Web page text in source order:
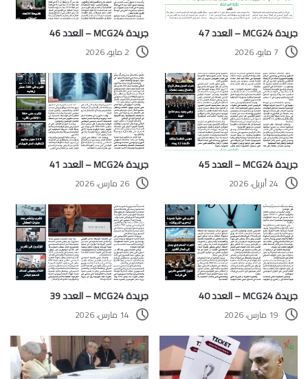
جريدة MCG24 – العدد 47
7 مايو، 2026
جريدة MCG24 – العدد 46
2 مايو، 2026
جريدة MCG24 – العدد 45
24 أبريل، 2026
جريدة MCG24 – العدد 41
26 مارس، 2026
جريدة MCG24 – العدد 40
19 مارس، 2026
جريدة MCG24 – العدد 39
14 مارس، 2026